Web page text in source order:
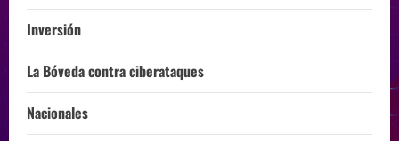
Inversión
La Bóveda contra ciberataques
Nacionales